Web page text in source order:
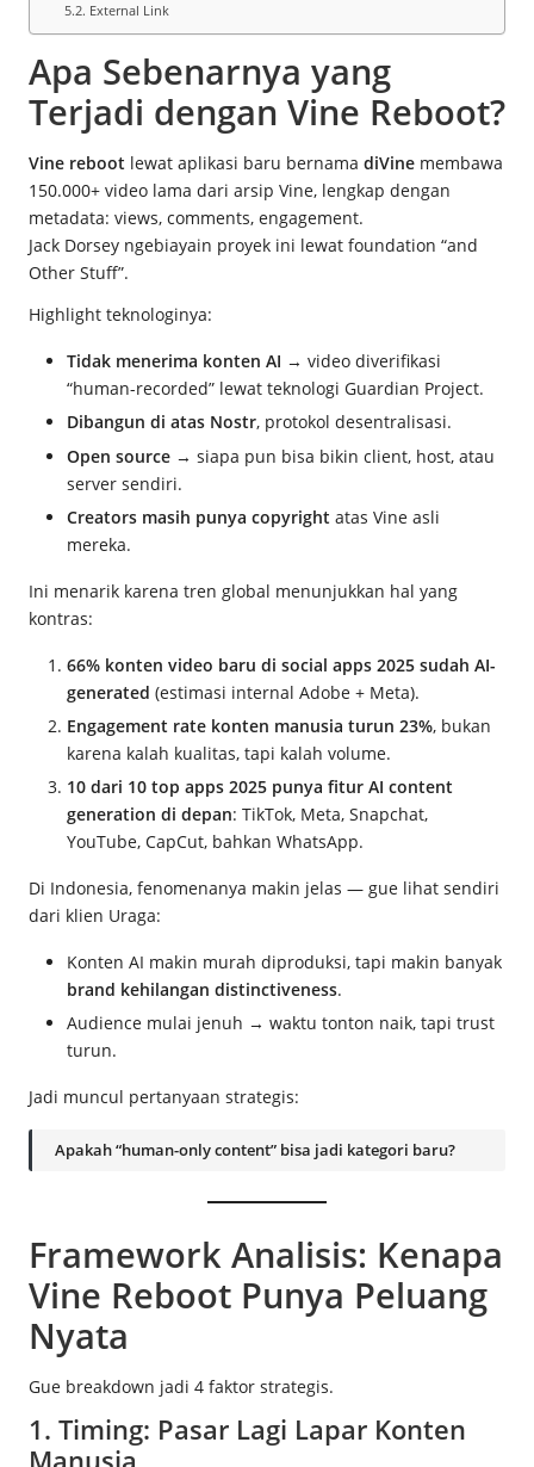
External Link
Apa Sebenarnya yang
Terjadi dengan Vine Reboot?
Vine reboot lewat aplikasi baru bernama diVine membawa
150.000+ video lama dari arsip Vine, lengkap dengan
metadata: views, comments, engagement.
Jack Dorsey ngebiayain proyek ini lewat foundation “and
Other Stuff”.
Highlight teknologinya:
Tidak menerima konten AI → video diverifikasi
“human-recorded” lewat teknologi Guardian Project.
Dibangun di atas Nostr, protokol desentralisasi.
Open source → siapa pun bisa bikin client, host, atau
server sendiri.
Creators masih punya copyright atas Vine asli
mereka.
Ini menarik karena tren global menunjukkan hal yang
kontras:
66% konten video baru di social apps 2025 sudah AI-
generated (estimasi internal Adobe + Meta).
Engagement rate konten manusia turun 23%, bukan
karena kalah kualitas, tapi kalah volume.
10 dari 10 top apps 2025 punya fitur AI content
generation di depan: TikTok, Meta, Snapchat,
YouTube, CapCut, bahkan WhatsApp.
Di Indonesia, fenomenanya makin jelas — gue lihat sendiri
dari klien Uraga:
Konten AI makin murah diproduksi, tapi makin banyak
brand kehilangan distinctiveness.
Audience mulai jenuh → waktu tonton naik, tapi trust
turun.
Jadi muncul pertanyaan strategis:
Apakah “human-only content” bisa jadi kategori baru?
Framework Analisis: Kenapa
Vine Reboot Punya Peluang
Nyata
Gue breakdown jadi 4 faktor strategis.
1. Timing: Pasar Lagi Lapar Konten